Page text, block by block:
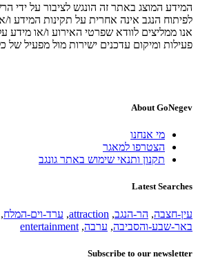
המידע המוצג באתר זה הונגש לציבור על ידי
לפיתוח הנגב אינה אחרית על תקינות המידע ו/
אנו ממליצים לוודא שפרטי האירוע ו/או
פעילות ומיקום עדכנים ישירות מול מפעיל
About GoNegev
מי אנחנו
הצטרפו למאגר
תקנון ותנאי שימוש באתר גונגב
Latest Searches
עין-חצבה, הר-הנגב,
attraction
, ערד-וים-המלח,
באר-שבע-והסביבה, ערבה,
entertainment
Subscribe to our newsletter